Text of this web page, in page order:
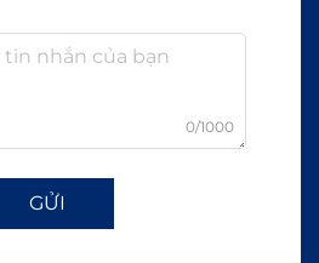
0/1000
GỬI